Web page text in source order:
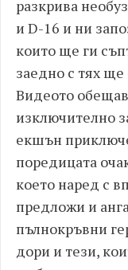
разкрива
и D-16 и ни
които ще ги
заедно с тях
Видеото
изключително
екшън
поредицата
което наред с
предложи и
пълнокръвни
дори и тези,